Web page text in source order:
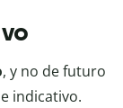
, y no de futuro
indicativo.